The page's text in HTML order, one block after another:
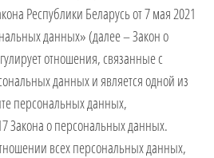
Республики Беларусь от 7 мая 2021
данных» (далее – Закон о
отношения, связанные с
данных и является одной из
персональных данных,
Закона о персональных данных.
всех персональных данных,